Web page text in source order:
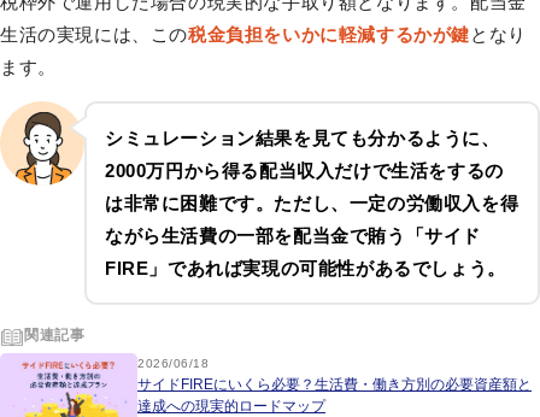
生活の実現には、この税金負担をいかに軽減するかが鍵となり
ます。
シミュレーション結果を見ても分かるように、
2000万円から得る配当収入だけで生活をするの
は非常に困難です。ただし、一定の労働収入を得
ながら生活費の一部を配当金で賄う「サイド
FIRE」であれば実現の可能性があるでしょう。
関連記事
2026/06/18
サイドFIREにいくら必要？生活費・働き方別の必要資産額と
達成への現実的ロードマップ